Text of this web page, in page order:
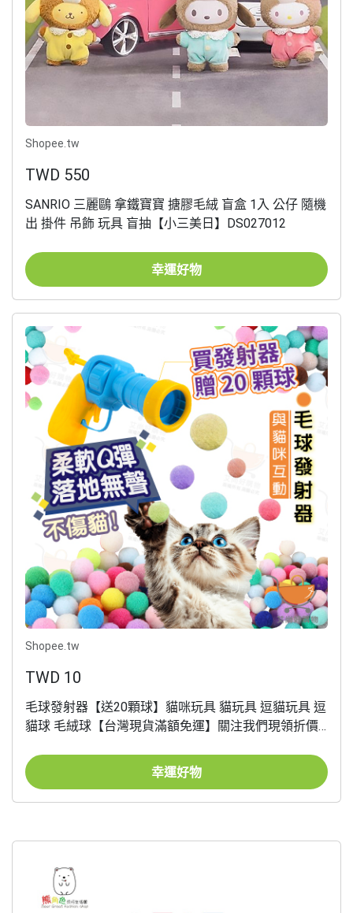
Shopee.tw
TWD 550
SANRIO 三麗鷗 拿鐵寶寶 搪膠毛絨 盲盒 1入 公仔 隨機
出 掛件 吊飾 玩具 盲抽【小三美日】DS027012
幸運好物
Shopee.tw
TWD 10
毛球發射器【送20顆球】貓咪玩具 貓玩具 逗貓玩具 逗
貓球 毛絨球【台灣現貨滿額免運】關注我們現領折價
幸運好物